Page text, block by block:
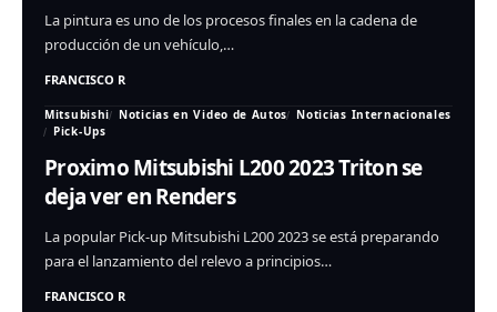
La pintura es uno de los procesos finales en la cadena de
producción de un vehículo,…
FRANCISCO R
Mitsubishi Noticias en Video de Autos
Noticias Internacionales
Pick-Ups
Proximo Mitsubishi L200 2023 Triton se
deja ver en Renders
La popular Pick-up Mitsubishi L200 2023 se está preparando
para el lanzamiento del relevo a principios…
FRANCISCO R